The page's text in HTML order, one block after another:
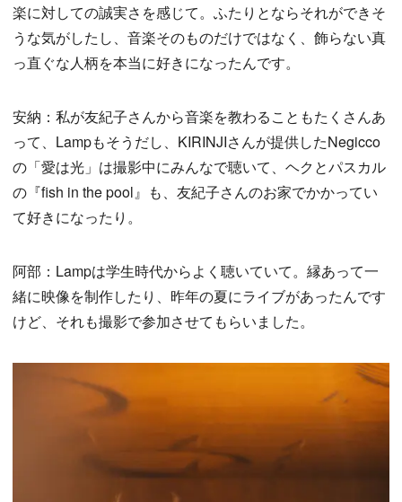
楽に対しての誠実さを感じて。ふたりとならそれができそ
うな気がしたし、音楽そのものだけではなく、飾らない真
っ直ぐな人柄を本当に好きになったんです。
安納：私が友紀子さんから音楽を教わることもたくさんあ
って、Lampもそうだし、KIRINJIさんが提供したNegicco
の「愛は光」は撮影中にみんなで聴いて、ヘクとパスカル
の『fish in the pool』も、友紀子さんのお家でかかってい
て好きになったり。
阿部：Lampは学生時代からよく聴いていて。縁あって一
緒に映像を制作したり、昨年の夏にライブがあったんです
けど、それも撮影で参加させてもらいました。